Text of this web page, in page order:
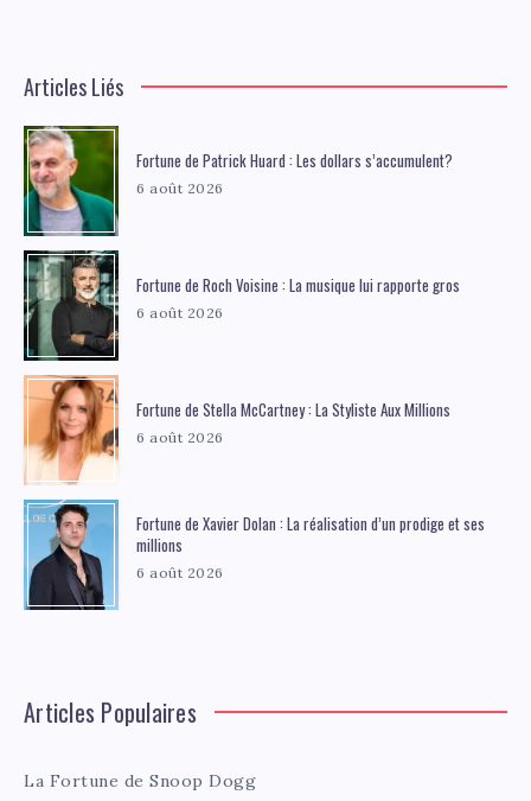
Articles Liés
Fortune de Patrick Huard : Les dollars s’accumulent?
6 août 2026
Fortune de Roch Voisine : La musique lui rapporte gros
6 août 2026
Fortune de Stella McCartney : La Styliste Aux Millions
6 août 2026
Fortune de Xavier Dolan : La réalisation d’un prodige et ses
millions
6 août 2026
Articles Populaires
La Fortune de Snoop Dogg